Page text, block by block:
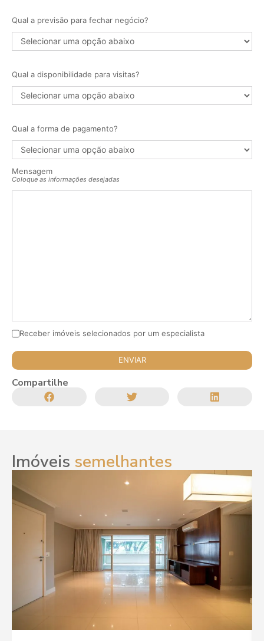
Qual a previsão para fechar negócio?
Qual a disponibilidade para visitas?
Qual a forma de pagamento?
Mensagem
Coloque as informações desejadas
Receber imóveis selecionados por um especialista
Compartilhe
Imóveis semelhantes